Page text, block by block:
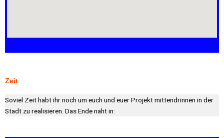
Zeit
Soviel Zeit habt ihr noch um euch und euer Projekt mittendrinnen in der
Stadt zu realisieren. Das Ende naht in: